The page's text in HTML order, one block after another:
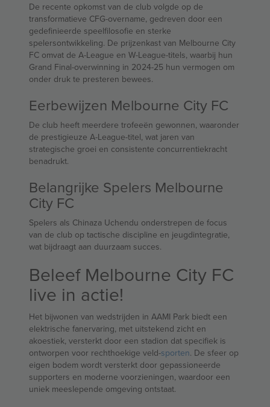
De recente opkomst van de club volgde op de
transformatieve CFG-overname, gedreven door een
gedefinieerde speelfilosofie en sterke
spelersontwikkeling. De prijzenkast van Melbourne City
FC omvat de A-League en W-League-titels, waarbij hun
Grand Final-overwinning in 2024-25 hun vermogen om
onder druk te presteren bewees.
Eerbewijzen Melbourne City FC
De club heeft meerdere trofeeën gewonnen, waaronder
de prestigieuze A-League-titel, wat jaren van
strategische groei en consistente concurrentiekracht
benadrukt.
Belangrijke Spelers Melbourne
City FC
Spelers als Chinaza Uchendu onderstrepen de focus
van de club op tactische discipline en jeugdintegratie,
wat bijdraagt aan duurzaam succes.
Beleef Melbourne City FC
live in actie!
Het bijwonen van wedstrijden in AAMI Park biedt een
elektrische fanervaring, met uitstekend zicht en
akoestiek, versterkt door een stadion dat specifiek is
ontworpen voor rechthoekige veld-sporten. De sfeer op
eigen bodem wordt versterkt door gepassioneerde
supporters en moderne voorzieningen, waardoor een
uniek meeslepende omgeving ontstaat.